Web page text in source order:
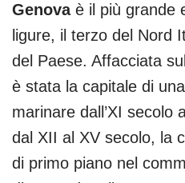
Genovaè il più grande
ligure, il terzo del Nord
del Paese. Affacciata
è stata la capitale di
marinare dall’XI secolo
dal XII al XV secolo, la
di primo piano nel